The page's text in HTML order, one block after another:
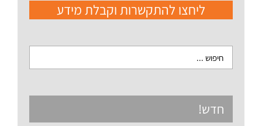
ליחצו להתקשרות וקבלת מידע
חדש!